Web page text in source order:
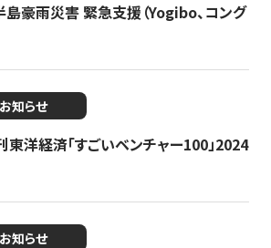
豪雨災害 緊急支援（Yogibo、コング
お知らせ
東洋経済「すごいベンチャー100」2024
お知らせ